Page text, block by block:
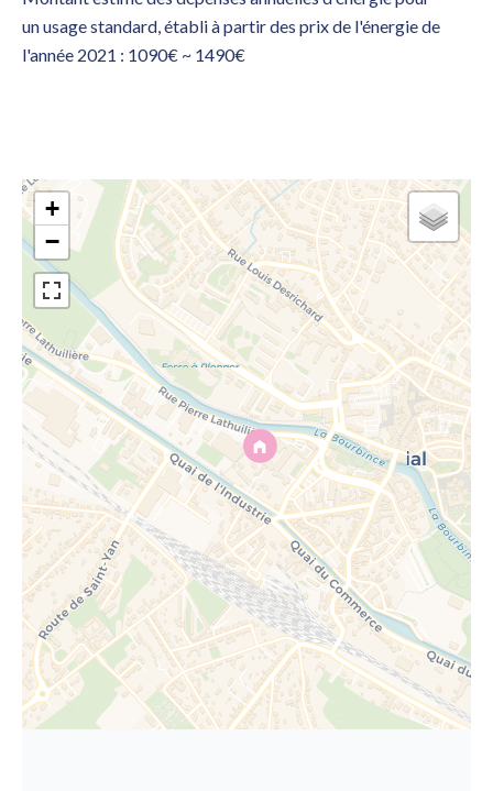
un usage standard, établi à partir des prix de l'énergie de
l'année 2021 : 1090€ ~ 1490€
+
−